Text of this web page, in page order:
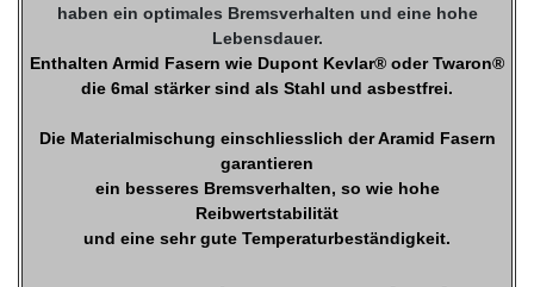
haben ein optimales Bremsverhalten und eine hohe
Lebensdauer.
Enthalten Armid Fasern wie Dupont Kevlar® oder Twaron®
die 6mal stärker sind als Stahl und asbestfrei.
Die Materialmischung einschliesslich der Aramid Fasern
garantieren
ein besseres Bremsverhalten, so wie hohe
Reibwertstabilität
und eine sehr gute Temperaturbeständigkeit.